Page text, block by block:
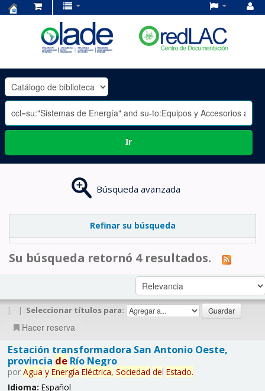
OLADE
-
Ir
Búsqueda avanzada
Refinar su búsqueda
Su búsqueda retornó 4 resultados.
| | Seleccionar títulos para:
Hacer reserva
Estación transformadora San Antonio Oeste,
provincia deRío Negro
por Agua y Energía Eléctrica, Sociedad del Estado.
Idioma: Español